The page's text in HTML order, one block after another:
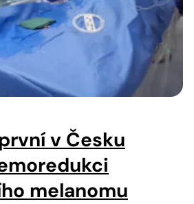
v Česku
melanomu